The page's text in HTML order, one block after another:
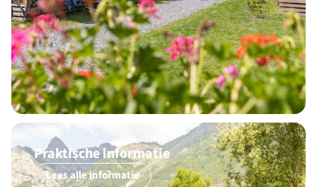
Praktische informatie
Lees alle informatie